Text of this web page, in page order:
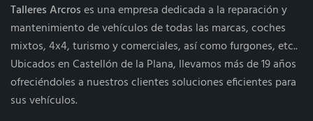
Talleres Arcroses una empresa dedicada a la reparación y
mantenimiento de vehículos de todas las marcas, coches
mixtos, 4x4, turismo y comerciales, así como furgones, etc..
Ubicados en Castellón de la Plana, llevamos más de 19 años
ofreciéndoles a nuestros clientes soluciones eficientes para
sus vehículos.